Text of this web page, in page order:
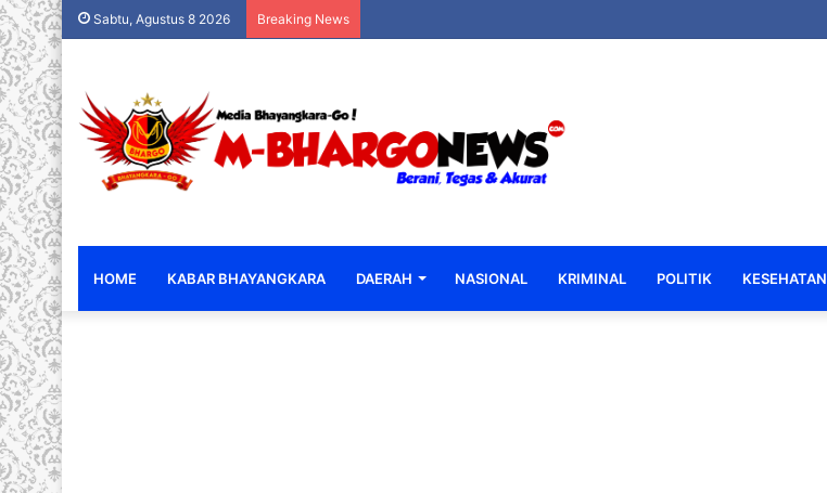
Sabtu, Agustus 8 2026 Breaking News
HOME KABAR BHAYANGKARA DAERAH NASIONAL KRIMINAL POLITIK KESEHATAN